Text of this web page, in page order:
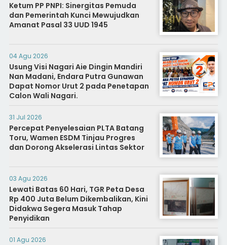
Ketum PP PNPI: Sinergitas Pemuda
dan Pemerintah Kunci Mewujudkan
Amanat Pasal 33 UUD 1945
04 Agu 2026
Usung Visi Nagari Aie Dingin Mandiri
Nan Madani, Endara Putra Gunawan
Dapat Nomor Urut 2 pada Penetapan
Calon Wali Nagari.
31 Jul 2026
Percepat Penyelesaian PLTA Batang
Toru, Wamen ESDM Tinjau Progres
dan Dorong Akselerasi Lintas Sektor
03 Agu 2026
Lewati Batas 60 Hari, TGR Peta Desa
Rp 400 Juta Belum Dikembalikan, Kini
Didakwa Segera Masuk Tahap
Penyidikan
01 Agu 2026